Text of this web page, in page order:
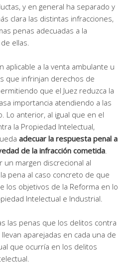
y en general ha separado y
clara las distintas infracciones,
penas adecuadas a la
ellas.
aplicable a la venta ambulante u
que infrinjan derechos de
que el Juez reduzca la
importancia atendiendo a las
Lo anterior, al igual que en el
la Propiedad Intelectual,
adecuar la respuesta penal a
de la infracción cometida.
un margen discrecional al
pena al caso concreto de que
los objetivos de la Reforma en lo
Intelectual e Industrial.
las penas que los delitos contra
aparejadas en cada una de
que ocurría en los delitos